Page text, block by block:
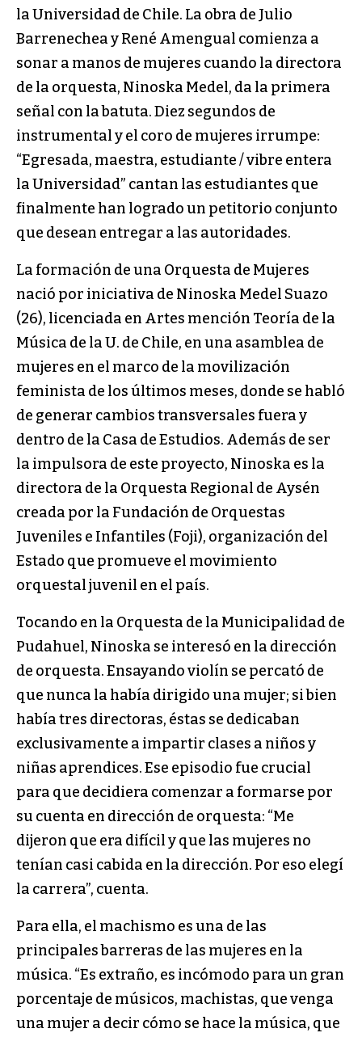
la Universidad de Chile. La obra de Julio
Barrenechea y René Amengual comienza a
sonar a manos de mujeres cuando la directora
de la orquesta, Ninoska Medel, da la primera
señal con la batuta. Diez segundos de
instrumental y el coro de mujeres irrumpe:
“Egresada, maestra, estudiante / vibre entera
la Universidad” cantan las estudiantes que
finalmente han logrado un petitorio conjunto
que desean entregar a las autoridades.
La formación de una Orquesta de Mujeres
nació por iniciativa de Ninoska Medel Suazo
(26), licenciada en Artes mención Teoría de la
Música de la U. de Chile, en una asamblea de
mujeres en el marco de la movilización
feminista de los últimos meses, donde se habló
de generar cambios transversales fuera y
dentro de la Casa de Estudios. Además de ser
la impulsora de este proyecto, Ninoska es la
directora de la Orquesta Regional de Aysén
creada por la Fundación de Orquestas
Juveniles e Infantiles (Foji), organización del
Estado que promueve el movimiento
orquestal juvenil en el país.
Tocando en la Orquesta de la Municipalidad de
Pudahuel, Ninoska se interesó en la dirección
de orquesta. Ensayando violín se percató de
que nunca la había dirigido una mujer; si bien
había tres directoras, éstas se dedicaban
exclusivamente a impartir clases a niños y
niñas aprendices. Ese episodio fue crucial
para que decidiera comenzar a formarse por
su cuenta en dirección de orquesta: “Me
dijeron que era difícil y que las mujeres no
tenían casi cabida en la dirección. Por eso elegí
la carrera”, cuenta.
Para ella, el machismo es una de las
principales barreras de las mujeres en la
música. “Es extraño, es incómodo para un gran
porcentaje de músicos, machistas, que venga
una mujer a decir cómo se hace la música, que